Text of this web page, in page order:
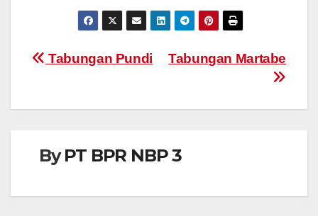
Navigasi
Tabungan Martabe
Tabungan Pundi
ByPT BPR NBP 3